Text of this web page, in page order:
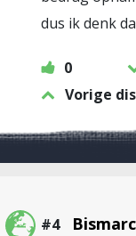
dus ik denk
0
Vorige
#4